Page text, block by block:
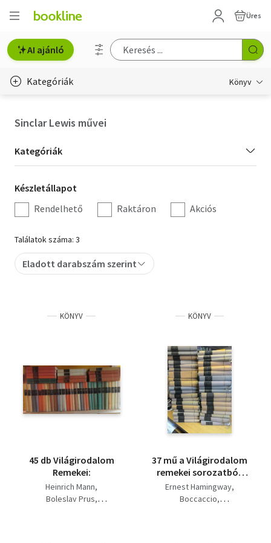
Üres
AI ajánló
Kategóriák Könyv
Hobbi, szabadidő
Irodalom
Művészet
Szakkönyv
Tankönyv, segédkönyv
Természettudomány
Történelem
Sinclar Lewis művei
Kategória
szűrés
Kategóriák
Készletállapot
szűrés
Készletállapot
Rendelhető
Raktáron Akciós
Találatok száma: 3
Eladott darabszám szerint
KÖNYV
45 db Világirodalom
Remekei:
Heinrich Mann
Boleslav Prus
KÖNYV
37 mű a Világirodalom
remekei sorozatból:
Akiért a harang szól,
Világirodalmi
Ernest Hamingway
Boccaccio